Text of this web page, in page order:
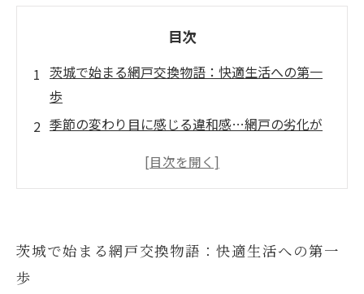
目次
茨城で始まる網戸交換物語：快適生活への第一
歩
季節の変わり目に感じる違和感…網戸の劣化が
茨城の網戸交換サービスが解決！虫の侵入を防
替えの流れと特徴
茨城で始まる網戸交換物語：快適生活への第一
歩